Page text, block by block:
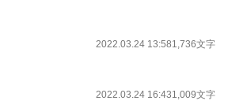
2022.03.24 13:581,736文字
2022.03.24 16:431,009文字